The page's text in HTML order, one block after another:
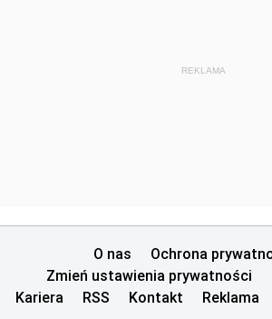
REKLAMA
O nas
Ochrona
Zmień ustawienia prywatności
Kariera
RSS Kontakt Reklama